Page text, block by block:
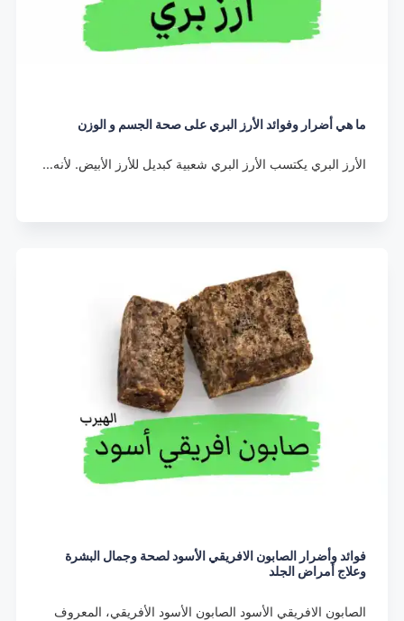
ما هي أضرار وفوائد الأرز البري على صحة الجسم و الوزن
الأرز البري يكتسب الأرز البري شعبية كبديل للأرز الأبيض. لأنه…
فوائد وأضرار الصابون الافريقي الأسود لصحة وجمال البشرة
وعلاج أمراض الجلد
الصابون الافريقي الأسود الصابون الأسود الأفريقي، المعروف